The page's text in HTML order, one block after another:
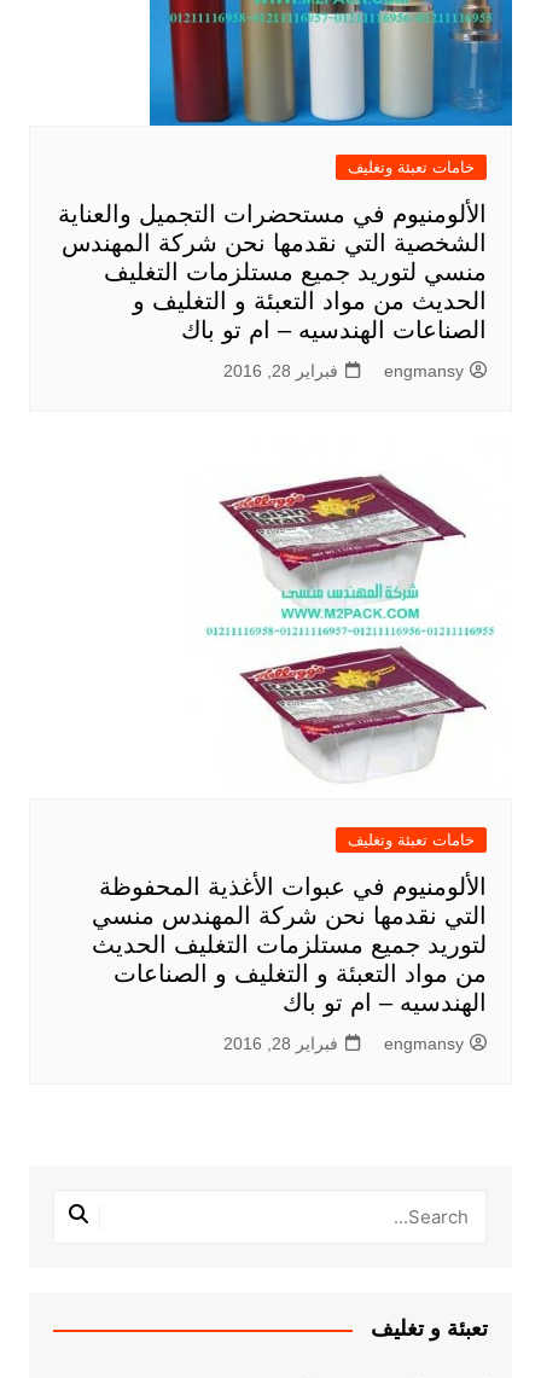
خامات تعبئة وتغليف
الألومنيوم في مستحضرات التجميل والعناية
الشخصية التي نقدمها نحن شركة المهندس
منسي لتوريد جميع مستلزمات التغليف
الحديث من مواد التعبئة و التغليف و
الصناعات الهندسيه – ام تو باك
engmansy فبراير 28, 2016
خامات تعبئة وتغليف
الألومنيوم في عبوات الأغذية المحفوظة
التي نقدمها نحن شركة المهندس منسي
لتوريد جميع مستلزمات التغليف الحديث
من مواد التعبئة و التغليف و الصناعات
الهندسيه – ام تو باك
engmansy فبراير 28, 2016
تعبئة و تغليف